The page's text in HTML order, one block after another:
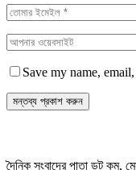
Save my name,
দৈনিক সংবাদের পাতা ডট কম,